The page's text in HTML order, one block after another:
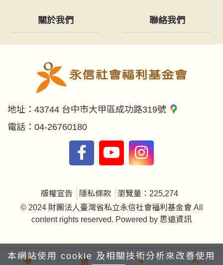
關於我們 聯絡我們
地址： 43744 台中市大甲區成功路319號
電話： 04-26760180
版權宣告 隱私條款
瀏覽量：225,274
© 2024 財團法人臺灣省私立永信社會福利基金會 All
content rights reserved. Powered by 思遠資訊
本網站使用 cookie 及相關技術分析來改善使用